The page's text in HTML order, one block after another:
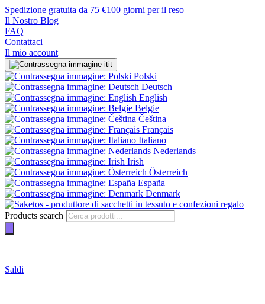
Spedizione gratuita da 75 €100 giorni per il reso
Il Nostro Blog
FAQ
Contattaci
Il mio account
it
Polski
Deutsch
English
Belgie
Čeština
Français
Italiano
Nederlands
Irish
Österreich
España
Denmark
Products search
Saldi